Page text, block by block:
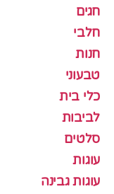
חגים
חלבי
חנות
טבעוני
כלי בית
לביבות
סלטים
עוגות
עוגות גבינה